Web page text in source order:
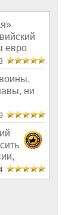
евро
ни